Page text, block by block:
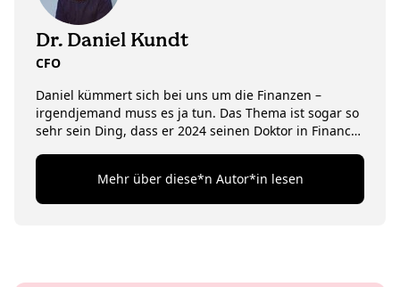
Dr. Daniel Kundt
CFO
Daniel kümmert sich bei uns um die Finanzen –
irgendjemand muss es ja tun. Das Thema ist sogar so
sehr sein Ding, dass er 2024 seinen Doktor in Finance
Snacks hat Dr. Daniel auch noch andere Passionen:
Wenn unser CFO nicht gerade Finanzierungsrunden
rockt oder mit seinem Team trockene Excel-Tabellen
Mehr über diese*n Autor*in lesen